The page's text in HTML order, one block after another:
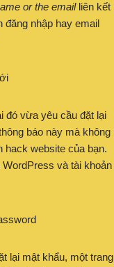
or the emailliên kết
đăng nhập hay email
đó vừa yêu cầu đặt lại
báo này mà không
hack website của bạn.
và tài khoản
lại mật khẩu, một trang